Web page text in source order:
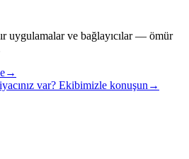
uygulamalar ve bağlayıcılar — ömür
→
var? Ekibimizle konuşun →